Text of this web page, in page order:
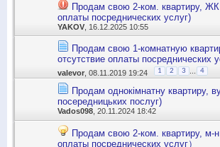
Продам свою 2-ком. квартиру, ЖК
оплаты посреднических услуг)
YAKOV , 16.12.2025 10:55
Продам свою 1-комнатную
отсутствие оплаты посреднических
valevor , 08.11.2019 19:24 1 2 3 4
Продам однокімнатну квартиру,
посередницьких послуг)
Vados098 , 20.11.2024 18:42
Продам свою 2-ком. квартиру, м-
оплаты посреднических услуг）